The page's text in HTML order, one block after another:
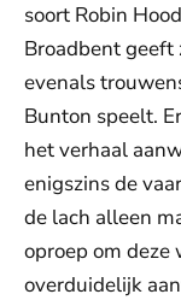
soort Robin
Broadbent geeft
evenals
Bunton speelt.
het verhaal
enigszins de
de lach alleen
oproep om deze
overduidelijk